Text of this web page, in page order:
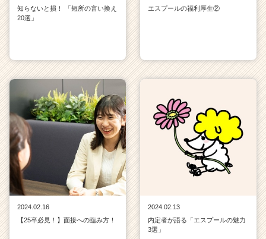
知らないと損！ 「短所の言い換え
20選」
エスプールの福利厚生②
2024.02.16
【25卒必見！】面接への臨み方！
2024.02.13
内定者が語る「エスプールの魅力
3選」